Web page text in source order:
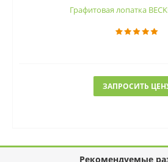
Графитовая лопатка
ЗАПРОСИТЬ
Рекомендуемые